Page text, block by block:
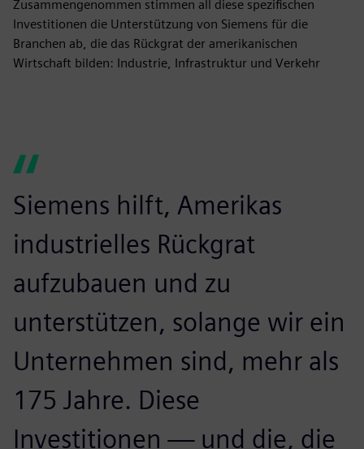
Zusammengenommen stimmen all diese spezifischen
Investitionen die Unterstützung von Siemens für die
Branchen ab, die das Rückgrat der amerikanischen
Wirtschaft bilden: Industrie, Infrastruktur und Verkehr
Siemens hilft, Amerikas
industrielles Rückgrat
aufzubauen und zu
unterstützen, solange wir ein
Unternehmen sind, mehr als
175 Jahre. Diese
Investitionen — und die, die